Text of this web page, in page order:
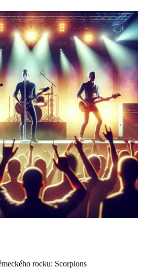
rocku: Scorpions